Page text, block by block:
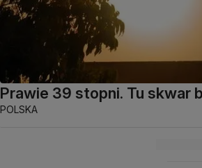
Prawie 39 stopni. Tu skwar
POLSKA